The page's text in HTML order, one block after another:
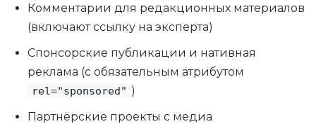
Комментарии для редакционных материалов
(включают ссылку на эксперта)
Спонсорские публикации и нативная
реклама (с обязательным атрибутом
rel="sponsored" )
Партнёрские проекты с медиа